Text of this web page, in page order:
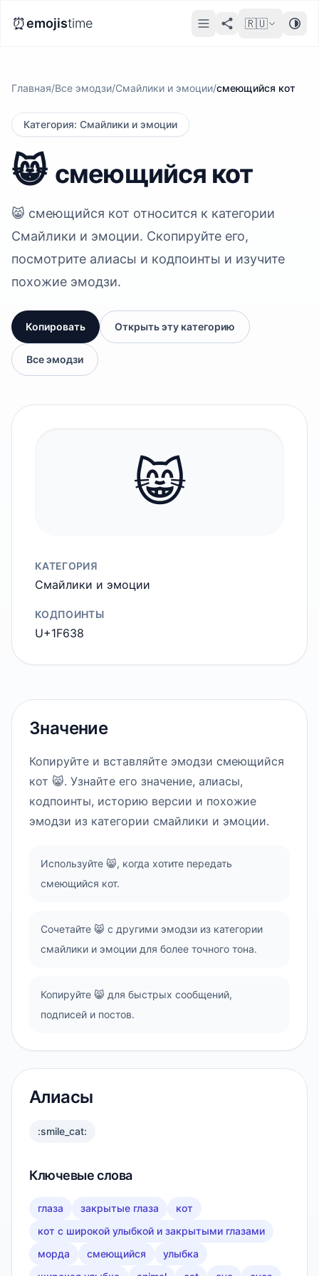
⏰emojistime 🇷🇺
Главная/Все эмодзи/Смайлики и эмоции/смеющийся кот
Категория: Смайлики и эмоции
😸 смеющийся кот
😸 смеющийся кот относится к категории
Смайлики и эмоции. Скопируйте его,
посмотрите алиасы и кодпоинты и изучите
похожие эмодзи.
Копировать Открыть эту категорию
Все эмодзи
😸
КАТЕГОРИЯ
Смайлики и эмоции
КОДПОИНТЫ
U+1F638
Значение
Копируйте и вставляйте эмодзи смеющийся
кот 😸. Узнайте его значение, алиасы,
кодпоинты, историю версии и похожие
эмодзи из категории смайлики и эмоции.
Используйте 😸, когда хотите передать
смеющийся кот.
Сочетайте 😸 с другими эмодзи из категории
смайлики и эмоции для более точного тона.
Копируйте 😸 для быстрых сообщений,
подписей и постов.
Алиасы
:smile_cat:
Ключевые слова
глаза закрытые глаза
кот
кот с широкой улыбкой и закрытыми глазами
морда
смеющийся
улыбка